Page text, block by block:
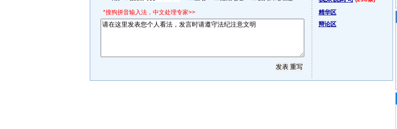
*搜狗拼音输入法，中文处理专家>>
精华区
辩论区